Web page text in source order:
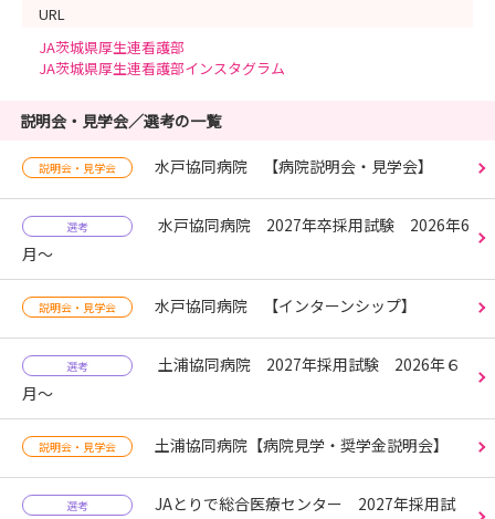
URL
JA茨城県厚生連看護部
JA茨城県厚生連看護部インスタグラム
説明会・見学会／選考の一覧
説明会・見学会 水戸協同病院 【病院説明会・見学会】
選考
水戸協同病院 2027年卒採用試験 2026年6
月～
説明会・見学会 水戸協同病院 【インターンシップ】
選考
土浦協同病院 2027年採用試験 2026年６
月～
説明会・見学会 土浦協同病院【病院見学・奨学金説明会】
選考
JAとりで総合医療センター 2027年採用試